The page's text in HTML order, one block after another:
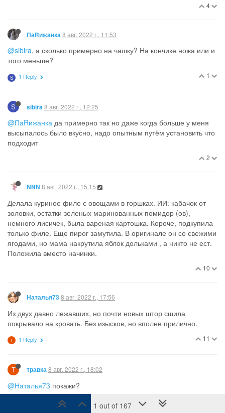
4
ПаRижанка8 авг. 2022 г., 11:53
@sibira, а сколько примерно на чашку? На кончике ножа или и
того меньше?
1
S 1 Reply
S sibira 8 авг. 2022 г., 12:25
@ПаRижанка да примерно так но даже когда больше у меня
высыпалось было вкусно, надо опытным путём установить что
подходит
2
NNN 8 авг. 2022 г., 15:15
Делала куриное филе с овощами в горшках. ИИ: кабачок от
золовки, остатки зеленых маринованных помидор (ов),
немного лисичек, была вареная картошка. Короче, подкупила
только филе. Еще пирог замутила. В оригинале он со свежими
ягодами, но мама накрутила яблок дольками , а никто не ест.
Положила вместо начинки.
10
Наталья73 8 авг. 2022 г., 17:56
Из двух давно лежавших, но почти новых штор сшила
покрывало на кровать. Без изысков, но вполне прилично.
11
Т 1 Reply
Т травка8 авг. 2022 г., 18:02
@Наталья73 покажи?
1 out of 167